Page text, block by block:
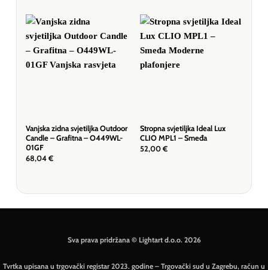
Vanjska zidna svjetiljka Outdoor
Candle – Grafitna – O449WL-
01GF
68,04 €
Stropna svjetiljka Ideal Lux
CLIO MPL1 – Smeđa
52,00 €
Sva prava pridržana © Lightart d.o.o. 2026
Tvrtka upisana u trgovački registar 2023. godine – Trgovački sud u Zagrebu, račun u